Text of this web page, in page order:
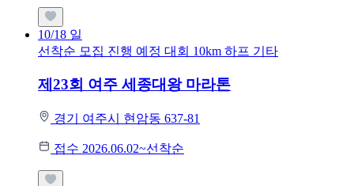
10/18 일
선착순 모집 진행 예정 대회 10km 하프 기타
제23회 여주 세종대왕 마라톤
경기 여주시 현암동 637-81
접수 2026.06.02~선착순